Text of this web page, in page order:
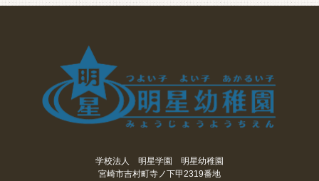
学校法人 明星学園 明星幼稚園
宮崎市吉村町寺ノ下甲2319番地